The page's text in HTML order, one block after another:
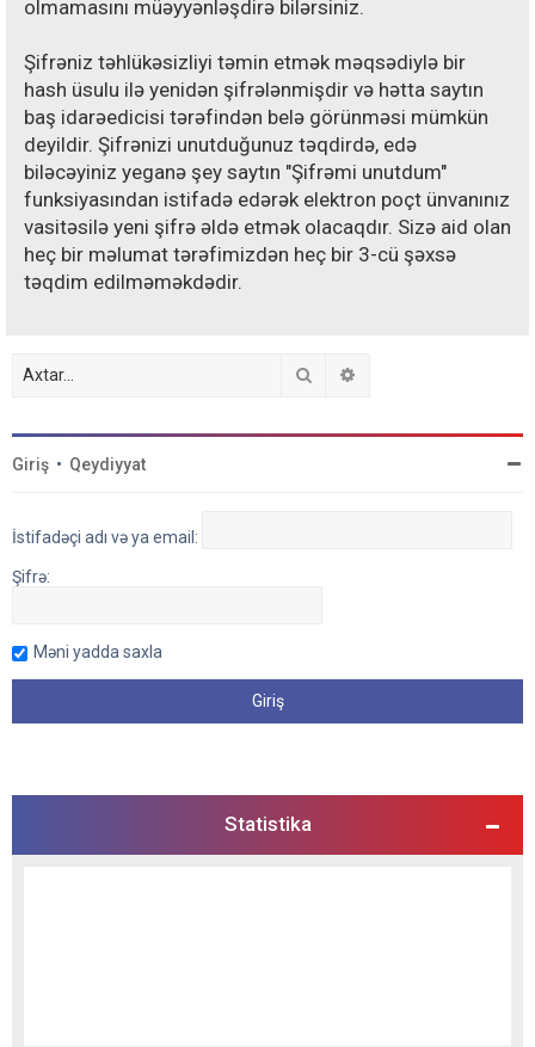
olmamasını müəyyənləşdirə bilərsiniz.
Şifrəniz təhlükəsizliyi təmin etmək məqsədiylə bir
hash üsulu ilə yenidən şifrələnmişdir və hətta saytın
baş idarəedicisi tərəfindən belə görünməsi mümkün
deyildir. Şifrənizi unutduğunuz təqdirdə, edə
biləcəyiniz yeganə şey saytın "Şifrəmi unutdum"
funksiyasından istifadə edərək elektron poçt ünvanınız
vasitəsilə yeni şifrə əldə etmək olacaqdır. Sizə aid olan
heç bir məlumat tərəfimizdən heç bir 3-cü şəxsə
təqdim edilməməkdədir.
Axtar
Giriş • Qeydiyyat
İstifadəçi adı və ya email:
Şifrə:
Məni yadda saxla
Statistika